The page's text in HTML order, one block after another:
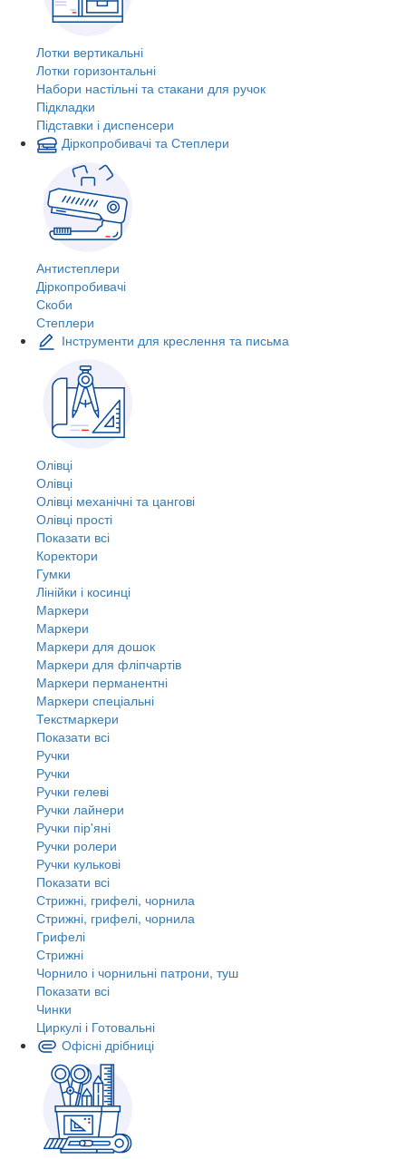
Лотки вертикальні
Лотки горизонтальні
Набори настільні та стакани для ручок
Підкладки
Підставки і диспенсери
Діркопробивачі та Степлери
Антистеплери
Діркопробивачі
Скоби
Степлери
Інструменти для креслення та письма
Олівці
Олівці
Олівці механічні та цангові
Олівці прості
Показати всі
Коректори
Гумки
Лінійки і косинці
Маркери
Маркери
Маркери для дошок
Маркери для фліпчартів
Маркери перманентні
Маркери спеціальні
Текстмаркери
Показати всі
Ручки
Ручки
Ручки гелеві
Ручки лайнери
Ручки пір'яні
Ручки ролери
Ручки кулькові
Показати всі
Стрижні, грифелі, чорнила
Стрижні, грифелі, чорнила
Грифелі
Стрижні
Чорнило і чорнильні патрони, туш
Показати всі
Чинки
Циркулі і Готовальні
Офісні дрібниці